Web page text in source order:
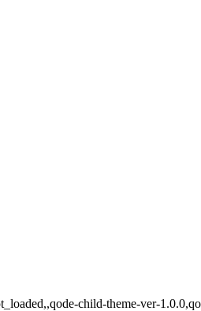
child-theme-ver-